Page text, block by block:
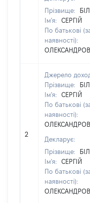
Прізвище:
Ім'я:
СЕРГІЙ
По батькові
наявності):
2
Джерело
Прізвище:
Ім'я:
СЕРГІЙ
По батькові
наявності):
Декларує:
Прізвище:
Ім'я:
СЕРГІЙ
По батькові
наявності):